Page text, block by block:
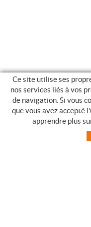
Ce site utilise ses
nos services liés à vos
de navigation. Si vous
que vous avez accepté
apprendre plus